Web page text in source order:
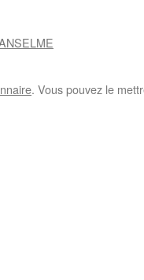
. Vous pouvez le